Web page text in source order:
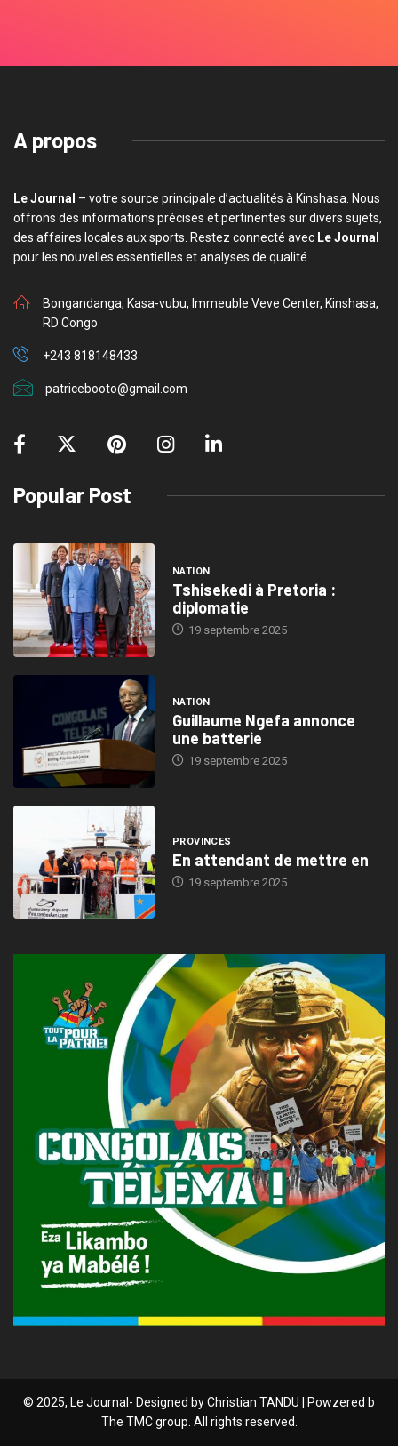
A propos
Le Journal – votre source principale d’actualités à Kinshasa. Nous
offrons des informations précises et pertinentes sur divers sujets,
des affaires locales aux sports. Restez connecté avec Le Journal
pour les nouvelles essentielles et analyses de qualité
Bongandanga, Kasa-vubu, Immeuble Veve Center, Kinshasa,
RD Congo
+243 818148433
patricebooto@gmail.com
Popular Post
NATION
Tshisekedi à Pretoria :
diplomatie
19 septembre 2025
NATION
Guillaume Ngefa annonce
une batterie
19 septembre 2025
PROVINCES
En attendant de mettre en
19 septembre 2025
© 2025, Le Journal- Designed by Christian TANDU | Powzered b
The TMC group. All rights reserved.